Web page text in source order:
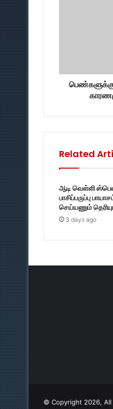
Related
ஆடி வெள்ளி
பாசிப்பருப்பு
செய்யணும்
3 days ago
© Copyright 2026, All